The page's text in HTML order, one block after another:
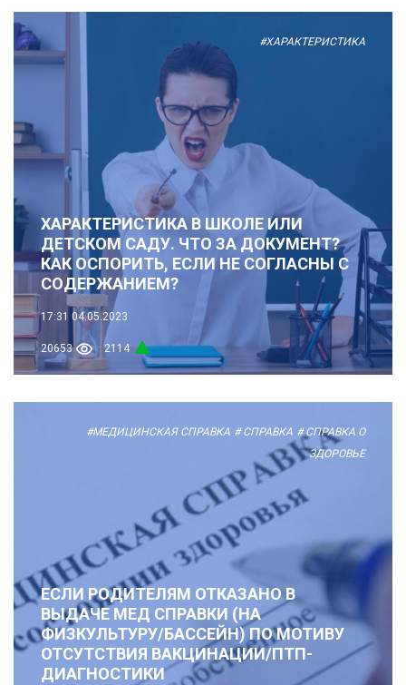
#ХАРАКТЕРИСТИКА
ХАРАКТЕРИСТИКА В ШКОЛЕ ИЛИ
ДЕТСКОМ САДУ. ЧТО ЗА ДОКУМЕНТ?
КАК ОСПОРИТЬ, ЕСЛИ НЕ СОГЛАСНЫ С
СОДЕРЖАНИЕМ?
17:31 04.05.2023
20653 2114
#МЕДИЦИНСКАЯ СПРАВКА # СПРАВКА # СПРАВКА О
ЗДОРОВЬЕ
ЕСЛИ РОДИТЕЛЯМ ОТКАЗАНО В
ВЫДАЧЕ МЕД СПРАВКИ (НА
ФИЗКУЛЬТУРУ/БАССЕЙН) ПО МОТИВУ
ОТСУТСТВИЯ ВАКЦИНАЦИИ/ПТП-
ДИАГНОСТИКИ